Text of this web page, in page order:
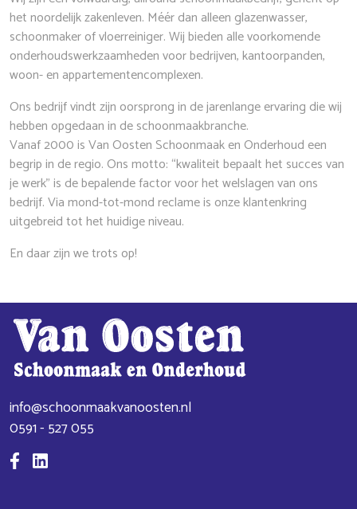
het noordelijk zakenleven. Méér dan alleen glazenwasser,
schoonmaker of vloerreiniger. Wij bieden alle voorkomende
onderhoudswerkzaamheden voor bedrijven, kantoorpanden,
woon- en appartementencomplexen.
Ons bedrijf vindt zijn oorsprong in de jarenlange ervaring die wij
hebben opgedaan in de schoonmaakbranche.
Vanaf 2000 is Van Oosten Schoonmaak en Onderhoud een
begrip in de regio. Ons motto: “kwaliteit bepaalt het succes van
je werk” is de bepalende factor voor het welslagen van ons
bedrijf. Via mond-tot-mond reclame is onze klantenkring
uitgebreid tot het huidige niveau.
En daar zijn we trots op!
info@schoonmaakvanoosten.nl
0591 - 527 055